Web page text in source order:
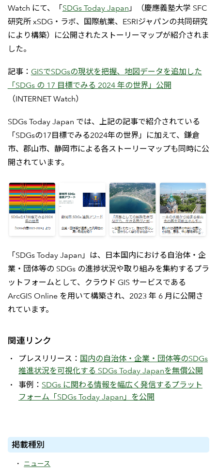
Watch にて、「SDGs Today Japan」（慶應義塾大学 SFC
研究所 xSDG・ラボ、国際航業、ESRIジャパンの共同研究
により構築）に公開されたストーリーマップが紹介されま
した。
記事： GISでSDGsの現状を把握、地図データを追加した
「SDGs の 17 目標でみる 2024 年の世界」公開
（INTERNET Watch）
SDGs Today Japan では、上記の記事で紹介されている
「SDGsの17目標でみる2024年の世界」に加えて、鎌倉
市、郡山市、静岡市による各ストーリーマップも同時に公
開されています。
「SDGs Today Japan」は、日本国内における自治体・企
業・団体等の SDGs の進捗状況や取り組みを集約するプラ
ットフォームとして、クラウド GIS サービスである
ArcGIS Online を用いて構築され、2023 年 6 月に公開さ
れています。
関連リンク
プレスリリース： 国内の自治体・企業・団体等のSDGs
推進状況を可視化する SDGs Today Japanを無償公開
事例： SDGs に関わる情報を幅広く発信するプラット
フォーム「SDGs Today Japan」を公開
掲載種別
ニュース